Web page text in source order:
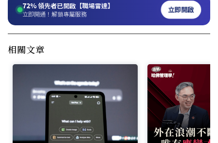
72%領先者已開啟【職場雷達】
立即開通！解鎖專屬服務 立即開啟
相關文章